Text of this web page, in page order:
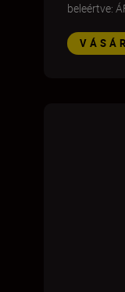
beleértve: